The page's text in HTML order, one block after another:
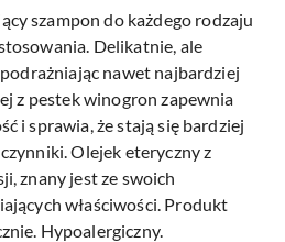
szampon do każdego rodzaju
Delikatnie, ale
nawet najbardziej
z pestek winogron zapewnia
i sprawia, że stają się bardziej
Olejek eteryczny z
znany jest ze swoich
właściwości. Produkt
Hypoalergiczny.